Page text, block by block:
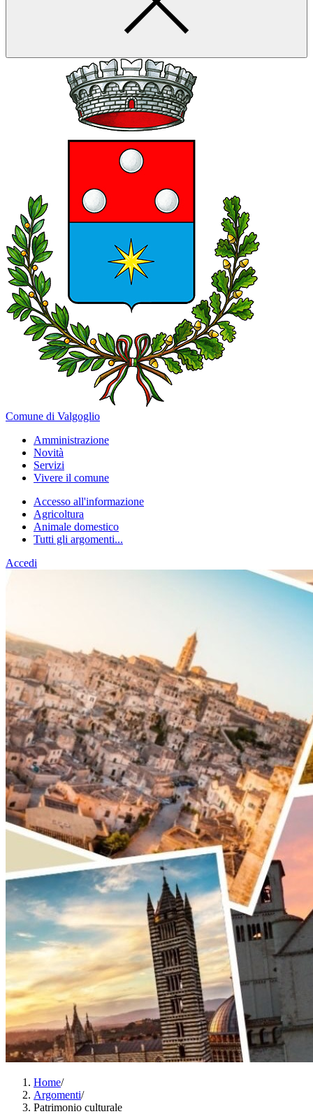
Comune di Valgoglio
Amministrazione
Novità
Servizi
Vivere il comune
Accesso all'informazione
Agricoltura
Animale domestico
Tutti gli argomenti...
Accedi
Home/
Argomenti/
Patrimonio culturale